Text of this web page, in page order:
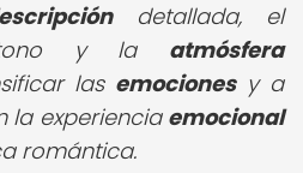
detallada, el
tono y la atmósfera
las emocionesy a
la experiencia emocional
romántica.